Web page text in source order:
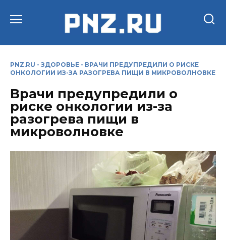
PNZ.RU - ЗДОРОВЬЕ - ВРАЧИ ПРЕДУПРЕДИЛИ О РИСКЕ
ОНКОЛОГИИ ИЗ-ЗА РАЗОГРЕВА ПИЩИ В МИКРОВОЛНОВКЕ
Врачи предупредили о
риске онкологии из-за
разогрева пищи в
микроволновке